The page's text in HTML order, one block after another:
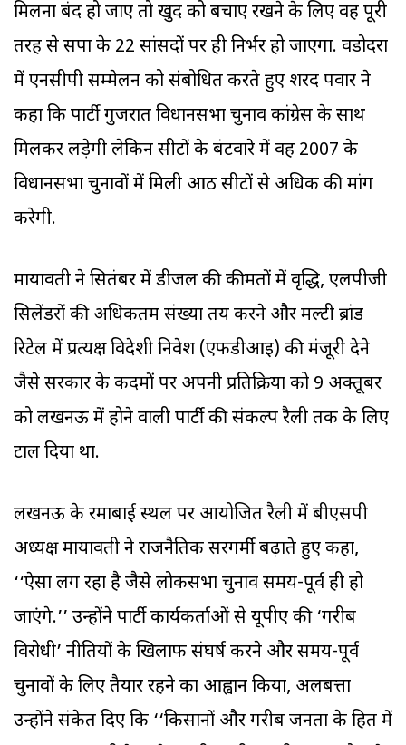
मिलना बंद हो जाए तो खुद को बचाए रखने के लिए वह पूरी
तरह से सपा के 22 सांसदों पर ही निर्भर हो जाएगा. वडोदरा
में एनसीपी सम्मेलन को संबोधित करते हुए शरद पवार ने
कहा कि पार्टी गुजरात विधानसभा चुनाव कांग्रेस के साथ
मिलकर लड़ेगी लेकिन सीटों के बंटवारे में वह 2007 के
विधानसभा चुनावों में मिली आठ सीटों से अधिक की मांग
करेगी.
मायावती ने सितंबर में डीजल की कीमतों में वृद्धि, एलपीजी
सिलेंडरों की अधिकतम संख्या तय करने और मल्टी ब्रांड
रिटेल में प्रत्यक्ष विदेशी निवेश (एफडीआइ) की मंजूरी देने
जैसे सरकार के कदमों पर अपनी प्रतिक्रिया को 9 अक्तूबर
को लखनऊ में होने वाली पार्टी की संकल्प रैली तक के लिए
टाल दिया था.
लखनऊ के रमाबाई स्थल पर आयोजित रैली में बीएसपी
अध्यक्ष मायावती ने राजनैतिक सरगर्मी बढ़ाते हुए कहा,
‘‘ऐसा लग रहा है जैसे लोकसभा चुनाव समय-पूर्व ही हो
जाएंगे.’’ उन्होंने पार्टी कार्यकर्ताओं से यूपीए की ‘गरीब
विरोधी’ नीतियों के खिलाफ संघर्ष करने और समय-पूर्व
चुनावों के लिए तैयार रहने का आह्वान किया, अलबत्ता
उन्होंने संकेत दिए कि ‘‘किसानों और गरीब जनता के हित में